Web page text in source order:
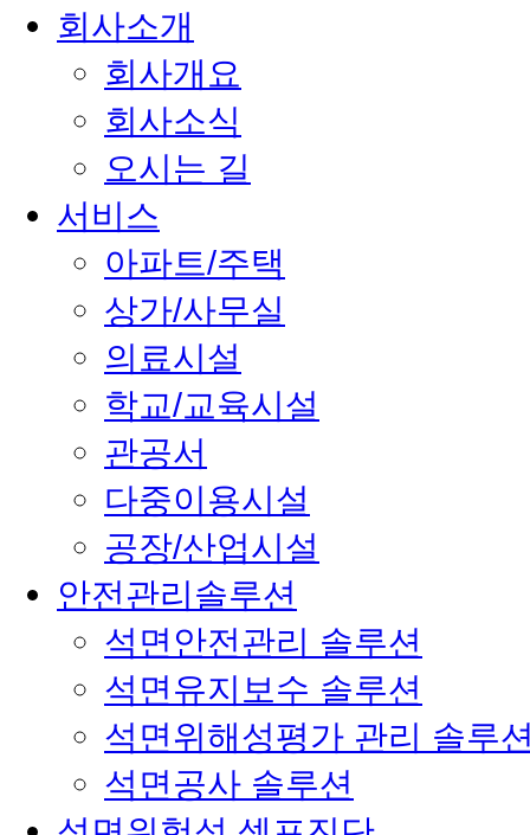
2026년 새해 복 많이 받으세요
보름달처럼 밝고 웃음 가득한 추석 보내세요
여름휴가 안전하게 다녀오세요!
2025.6.3 대통령선거
2025-05-30
회사소개
회사개요
회사소식
오시는 길
서비스
아파트/주택
상가/사무실
의료시설
학교/교육시설
관공서
다중이용시설
공장/산업시설
안전관리솔루션
석면안전관리 솔루션
석면유지보수 솔루션
석면위해성평가 관리 솔루
석면공사 솔루션